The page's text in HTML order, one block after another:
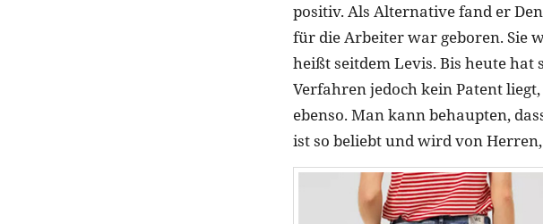
positiv. Als Alternative fand er
für die Arbeiter war geboren. Sie
heißt seitdem Levis. Bis heute
Verfahren jedoch kein Patent
ebenso. Man kann behaupten,
ist so beliebt und wird von